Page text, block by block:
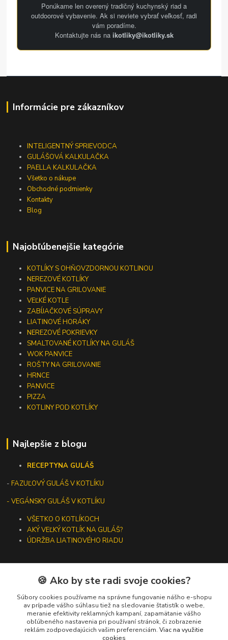
Ponúkame len overený tradičný kuchynský riad a
outdoorové vybavenie. Ak si neviete vybrať veľkosť, radi
vám poradíme.
Kontaktujte nás na ikotliky@ikotliky.sk
Informácie pre zákazníkov
INTELIGENTNÝ SPRIEVODCA
GULÁŠOVÁ KALKULAČKA
PAELLA KALKULAČKA
Všetko o nákupe
Obchodné podmienky
Kontakty
Blog
Najobľúbenejšie kategórie
KOTLÍKY S OHŇOVZDORNOU KOTLINOU
NEREZOVÉ KOTLÍKY
PANVICE NA GRILOVANIE
VEĽKÉ KOTLE
ZABÍJAČKOVÉ SÚPRAVY
LIATINOVÉ HORÁKY
NEREZOVÉ POKRIEVKY
SMALTOVANÉ KOTLÍKY NA GULÁŠ
WOK PANVICE
ROŠTY NA GRILOVANIE
HRNCE
PANVICE
PIZZA
KOTLINY POD KOTLÍKY
Najlepšie z blogu
RECEPTYNA GULÁŠ
-FAZUĽOVÝ GULÁŠ V KOTLÍKU
- VEGÁNSKY GULÁŠ V KOTLÍKU
VŠETKO O KOTLÍKOCH
AKÝ VEĽKÝ KOTLÍK NA GULÁŠ?
ÚDRŽBA LIATINOVÉHO RIADU
Kontakty
+421 919 275 553
(Po-Pia, 10-13 hod.)
🍪 Ako by ste radi svoje cookies?
Súbory cookies používame na správne fungovanie nášho e-shopu
av prípade vášho súhlasu tiež na sledovanie štatistík o webe,
meranie efektivity reklamných kampaní, zapamätanie vášho
obľúbeného nastavenia pri používaní stránok, či zobrazenie
reklám zodpovedajúcich vašim preferenciám. Viac na využitie
cookies